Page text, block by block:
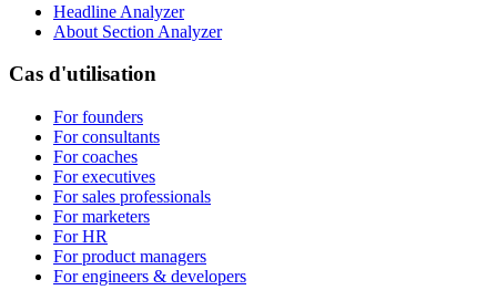
Headline Analyzer
About Section Analyzer
Cas d'utilisation
For founders
For consultants
For coaches
For executives
For sales professionals
For marketers
For HR
For product managers
For engineers & developers